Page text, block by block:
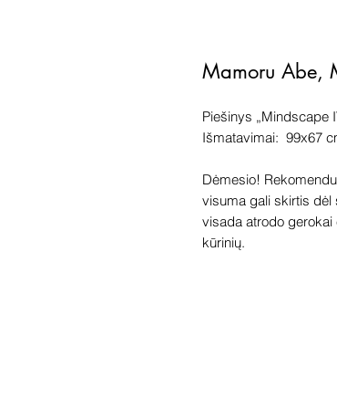
Mamoru Abe,
Piešinys „Mindscape
Išmatavimai: 99x67
Dėmesio!
visuma gali skirtis dėl
visada atrodo gerokai
kūrinių.